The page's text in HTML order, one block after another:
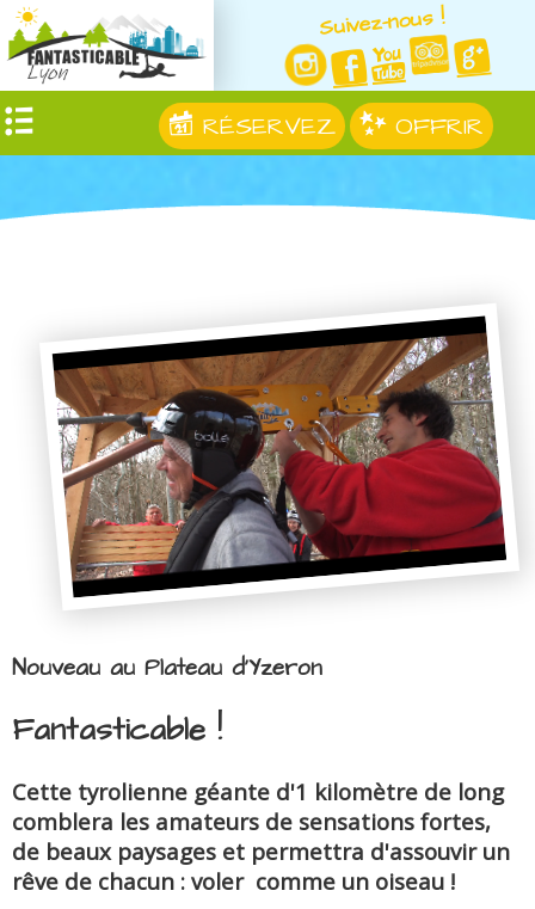
Suivez-nous !
RÉSERVEZ OFFRIR
Nouveau au Plateau d'Yzeron
Fantasticable !
Cette tyrolienne géante d'1 kilomètre de long
comblera les amateurs de sensations fortes,
de beaux paysages et permettra d'assouvir un
rêve de chacun : voler comme un oiseau !